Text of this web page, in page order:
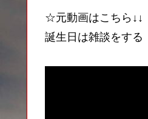
☆元動画はこちら↓↓
誕生日は雑談をす